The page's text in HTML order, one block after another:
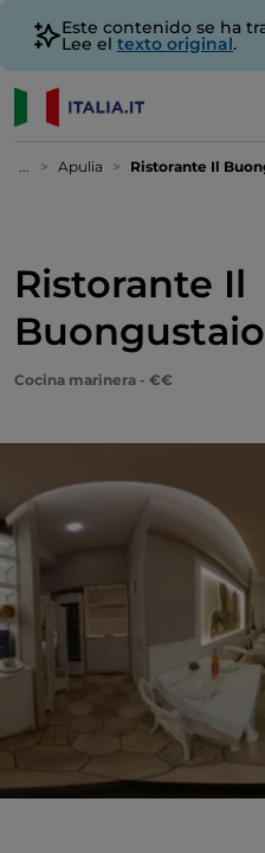
Este contenido se ha
Lee el texto original.
... Apulia Ristorante Il
Ristorante Il
Buongustaio
Cocina marinera - €€